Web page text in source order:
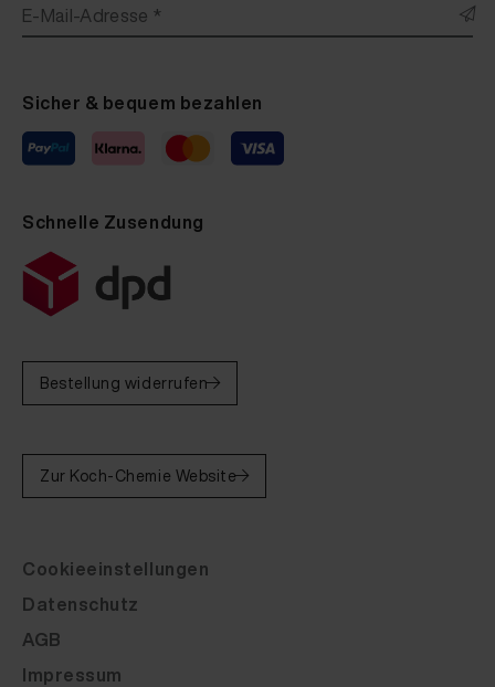
E-Mail-Adresse *
Sicher & bequem bezahlen
Schnelle Zusendung
Bestellung widerrufen
Zur Koch-Chemie Website
Cookieeinstellungen
Datenschutz
AGB
Impressum